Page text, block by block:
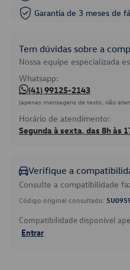
Garantia de 3 meses de
Tem dúvidas sobre a
Nossa equipe especializada
Whatsapp:
(41) 99125-2143
(apenas mensagens de texto, não
Horário de atendimento:
Segunda à sexta, das 8h às
Verifique a
Consulte a compatibilidade
Código original consultado:
Compatibilidade disponível
Entrar